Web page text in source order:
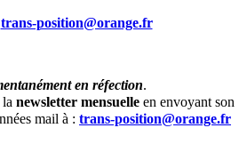
trans-position@orange.fr
en réfection.
newsletter mensuelle en envoyant son
mail à : trans-position@orange.fr